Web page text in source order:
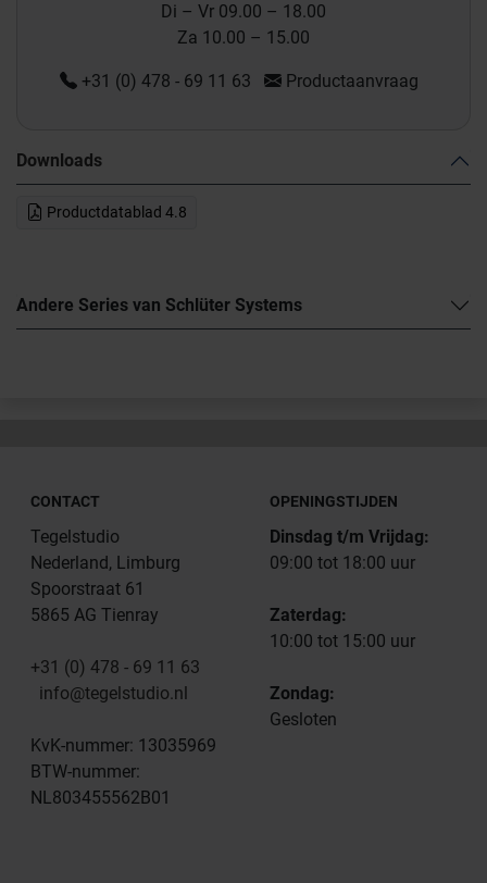
Di – Vr 09.00 – 18.00
Za 10.00 – 15.00
+31 (0) 478 - 69 11 63 Productaanvraag
Downloads
Productdatablad 4.8
Andere Series van Schlüter Systems
CONTACT
Tegelstudio
Nederland, Limburg
Spoorstraat 61
5865 AG Tienray
+31 (0) 478 - 69 11 63
info@tegelstudio.nl
KvK-nummer: 13035969
BTW-nummer:
NL803455562B01
OPENINGSTIJDEN
Dinsdag t/m Vrijdag:
09:00 tot 18:00 uur
Zaterdag:
10:00 tot 15:00 uur
Zondag:
Gesloten